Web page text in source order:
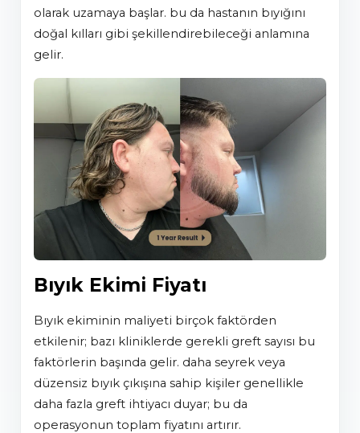
olarak uzamaya başlar. bu da hastanın bıyığını
doğal kılları gibi şekillendirebileceği anlamına
gelir.
Bıyık Ekimi Fiyatı
bıyık ekiminin maliyeti birçok faktörden
etkilenir; bazı kliniklerde gerekli greft sayısı bu
faktörlerin başında gelir. daha seyrek veya
düzensiz bıyık çıkışına sahip kişiler genellikle
daha fazla greft ihtiyacı duyar; bu da
operasyonun toplam fiyatını artırır.